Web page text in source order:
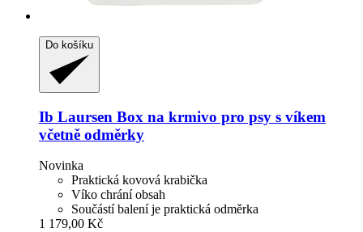
Do košíku
Ib Laursen Box na krmivo pro psy s víkem
včetně odměrky
Novinka
Praktická kovová krabička
Víko chrání obsah
Součástí balení je praktická odměrka
1 179,00 Kč